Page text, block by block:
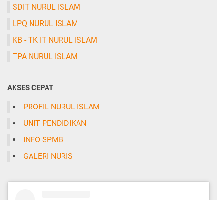
SDIT NURUL ISLAM
LPQ NURUL ISLAM
KB - TK IT NURUL ISLAM
TPA NURUL ISLAM
AKSES CEPAT
PROFIL NURUL ISLAM
UNIT PENDIDIKAN
INFO SPMB
GALERI NURIS